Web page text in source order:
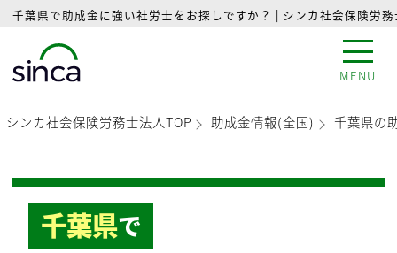
千葉県で助成金に強い社労士をお探しですか？ | シンカ社会保険労
MENU
シンカ社会保険労務士法人TOP 助成金情報(全国) 千葉県の
千葉県で